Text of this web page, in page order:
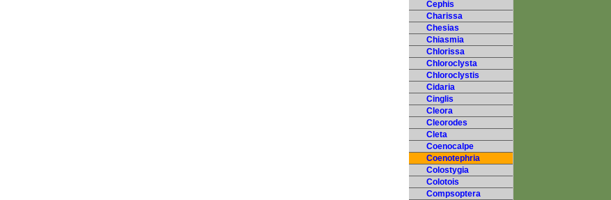
Cephis
Charissa
Chesias
Chiasmia
Chlorissa
Chloroclysta
Chloroclystis
Cidaria
Cinglis
Cleora
Cleorodes
Cleta
Coenocalpe
Coenotephria
Colostygia
Colotois
Compsoptera